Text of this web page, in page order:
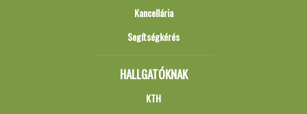
Kancellária
Segítségkérés
HALLGATÓKNAK
KTH